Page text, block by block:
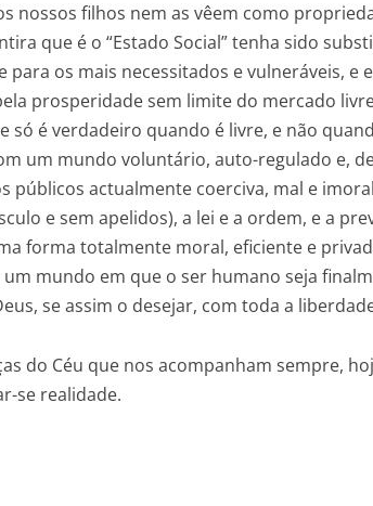
nossos filhos nem as vêem como
que é o “Estado Social” tenha sido
para os mais necessitados e vulneráveis, e
prosperidade sem limite do mercado
só é verdadeiro quando é livre, e não
um mundo voluntário, auto-regulado e,
públicos actualmente coerciva, mal e
e sem apelidos), a lei e a ordem, e a
forma totalmente moral, eficiente e
mundo em que o ser humano seja
se assim o desejar, com toda a
do Céu que nos acompanham sempre,
se realidade.